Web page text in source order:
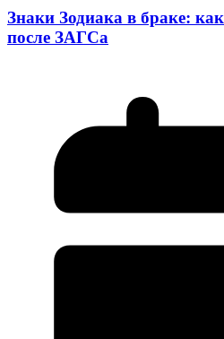
Знаки Зодиака в браке:
после ЗАГСа